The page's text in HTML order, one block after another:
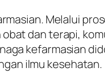
Melalui
dan terapi,
kefarmasian
ilmu kesehatan.